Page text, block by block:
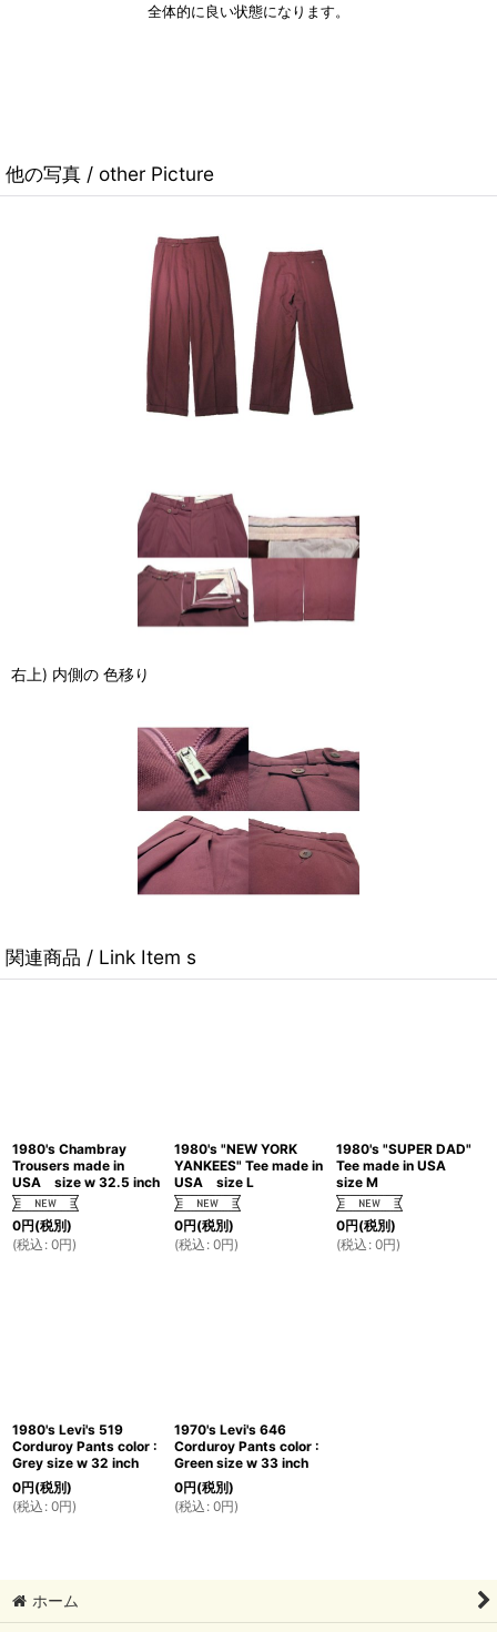
全体的に良い状態になります。
他の写真 / other Picture
右上) 内側の 色移り
関連商品 / Link Item s
1980's Chambray
Trousers made in
USA size w 32.5 inch
0円(税別)
(税込 : 0円)
1980's "NEW YORK
YANKEES" Tee made in
USA size L
0円(税別)
(税込 : 0円)
1980's "SUPER DAD"
Tee made in USA
size M
0円(税別)
(税込 : 0円)
1980's Levi's 519
Corduroy Pants color :
Grey size w 32 inch
0円(税別)
(税込 : 0円)
1970's Levi's 646
Corduroy Pants color :
Green size w 33 inch
0円(税別)
(税込 : 0円)
ホーム